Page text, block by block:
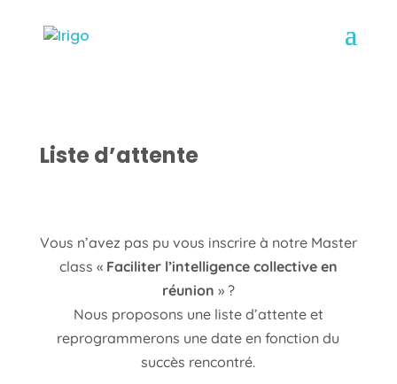
Liste d’attente
Vous n’avez pas pu vous inscrire à notre Master
class « Faciliter l’intelligence collective en
réunion » ?
Nous proposons une liste d’attente et
reprogrammerons une date en fonction du
succès rencontré.